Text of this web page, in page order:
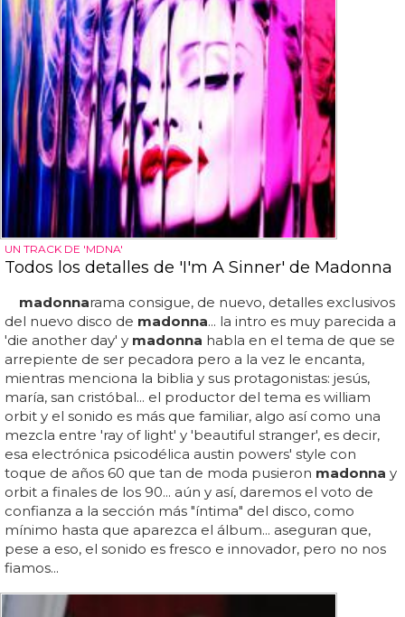
UN TRACK DE 'MDNA'
Todos los detalles de 'I'm A Sinner' de Madonna
madonnarama consigue, de nuevo, detalles exclusivos
del nuevo disco de madonna... la intro es muy parecida a
'die another day' y madonna habla en el tema de que se
arrepiente de ser pecadora pero a la vez le encanta,
mientras menciona la biblia y sus protagonistas: jesús,
maría, san cristóbal... el productor del tema es william
orbit y el sonido es más que familiar, algo así como una
mezcla entre 'ray of light' y 'beautiful stranger', es decir,
esa electrónica psicodélica austin powers' style con
toque de años 60 que tan de moda pusieron madonna y
orbit a finales de los 90... aún y así, daremos el voto de
confianza a la sección más "íntima" del disco, como
mínimo hasta que aparezca el álbum... aseguran que,
pese a eso, el sonido es fresco e innovador, pero no nos
fiamos...